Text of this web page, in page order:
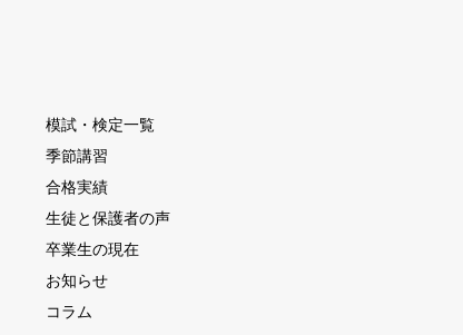
模試・検定一覧
季節講習
合格実績
生徒と保護者の声
卒業生の現在
お知らせ
コラム